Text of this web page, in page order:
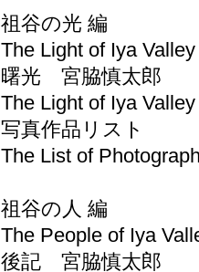
祖谷の光 編
The Light of Iya Valley
曙光 宮脇慎太郎
The Light of Iya
写真作品リスト
The List of
祖谷の人 編
The People of Iya
後記 宮脇慎太郎